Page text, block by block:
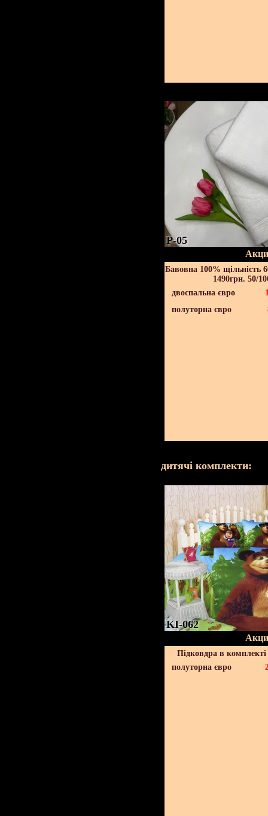
P-05
Бавовна 100% щільність
1490грн. 50/
двоспальна євро
полуторна євро
дитячі комплекти:
KI-062
Підковдра в
полуторна євро